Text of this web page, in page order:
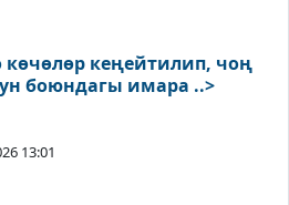
кеңейтилип, чоң
боюндагы имара ..>
13:01